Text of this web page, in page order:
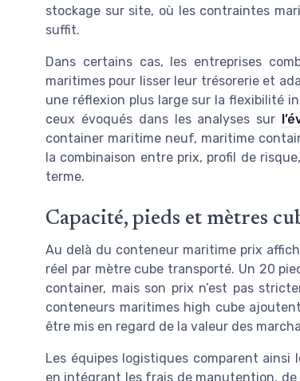
stockage sur site, où les contraintes
suffit.
Dans certains cas, les entreprises
maritimes pour lisser leur trésorerie et
une réflexion plus large sur la flexibilité
ceux évoqués dans les analyses sur
container maritime neuf, maritime
la combinaison entre prix, profil de
terme.
Capacité, pieds et mètres
Au delà du conteneur maritime prix
réel par mètre cube transporté. Un 20
container, mais son prix n’est pas
conteneurs maritimes high cube
être mis en regard de la valeur des
Les équipes logistiques comparent
en intégrant les frais de manutention,